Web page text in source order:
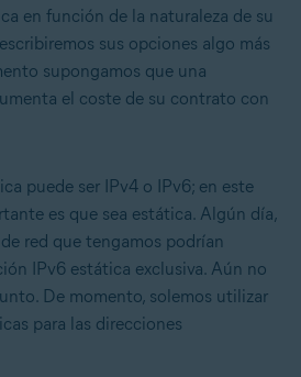
en función de la naturaleza de su
sus opciones algo más
supongamos que una
el coste de su contrato con
puede ser IPv4 o IPv6; en este
es que sea estática. Algún día,
red que tengamos podrían
IPv6 estática exclusiva. Aún no
De momento, solemos utilizar
para las direcciones